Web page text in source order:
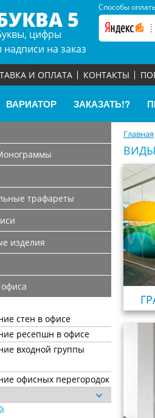
5
цифры
надписи на заказ
Способы
И ОПЛАТА КОНТАКТЫ
ВАРИАТОР ЗАКАЗАТЬ!?
Главная
трафареты
изделия
стен в офисе
ресепшн в офисе
входной группы
офисных перегородок